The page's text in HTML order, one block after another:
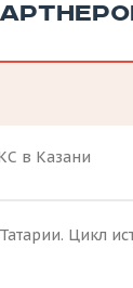
в Казани
Цикл